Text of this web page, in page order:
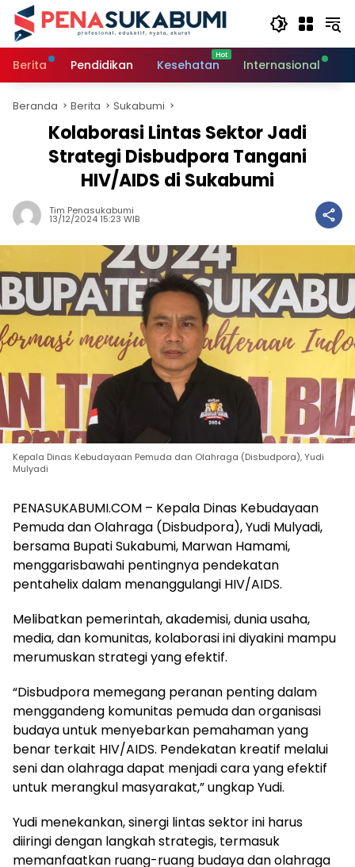
Langsung
konten
Berita
Pendidikan Kesehatan Internasional
Beranda Berita Sukabumi
Kolaborasi Lintas Sektor Jadi
Strategi Disbudpora Tangani
HIV/AIDS di Sukabumi
Tim Penasukabumi
13/12/2024 15:23 WIB
Kepala Dinas Kebudayaan Pemuda dan Olahraga (Disbudpora), Yudi
Mulyadi
PENASUKABUMI.COM – Kepala Dinas Kebudayaan
Pemuda dan Olahraga (Disbudpora), Yudi Mulyadi,
bersama Bupati Sukabumi, Marwan Hamami,
menggarisbawahi pentingnya pendekatan
pentahelix dalam menanggulangi HIV/AIDS.
Melibatkan pemerintah, akademisi, dunia usaha,
media, dan komunitas, kolaborasi ini diyakini mampu
merumuskan strategi yang efektif.
“Disbudpora memegang peranan penting dalam
menggandeng komunitas pemuda dan organisasi
budaya untuk menyebarkan pemahaman yang
benar terkait HIV/AIDS. Pendekatan kreatif melalui
seni dan olahraga dapat menjadi cara yang efektif
untuk merangkul masyarakat,” ungkap Yudi.
Yudi menekankan, sinergi lintas sektor ini harus
diiringi dengan langkah strategis, termasuk
memanfaatkan ruang-ruang budaya dan olahraga